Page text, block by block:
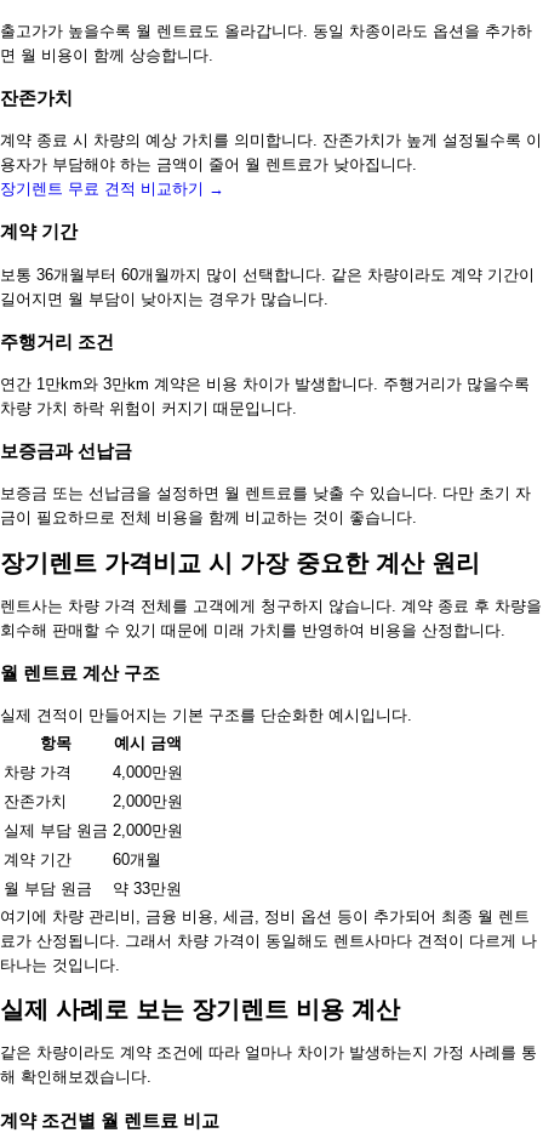
출고가가 높을수록 월 렌트료도 올라갑니다. 동일 차종이라도 옵션을 추가하
면 월 비용이 함께 상승합니다.
잔존가치
계약 종료 시 차량의 예상 가치를 의미합니다. 잔존가치가 높게 설정될수록 이
용자가 부담해야 하는 금액이 줄어 월 렌트료가 낮아집니다.
장기렌트 무료 견적 비교하기 →
계약 기간
보통 36개월부터 60개월까지 많이 선택합니다. 같은 차량이라도 계약 기간이
길어지면 월 부담이 낮아지는 경우가 많습니다.
주행거리 조건
연간 1만km와 3만km 계약은 비용 차이가 발생합니다. 주행거리가 많을수록
차량 가치 하락 위험이 커지기 때문입니다.
보증금과 선납금
보증금 또는 선납금을 설정하면 월 렌트료를 낮출 수 있습니다. 다만 초기 자
금이 필요하므로 전체 비용을 함께 비교하는 것이 좋습니다.
장기렌트 가격비교 시 가장 중요한 계산 원리
렌트사는 차량 가격 전체를 고객에게 청구하지 않습니다. 계약 종료 후 차량을
회수해 판매할 수 있기 때문에 미래 가치를 반영하여 비용을 산정합니다.
월 렌트료 계산 구조
실제 견적이 만들어지는 기본 구조를 단순화한 예시입니다.
항목
예시 금액
차량 가격
4,000만원
잔존가치
2,000만원
실제 부담 원금 2,000만원
계약 기간
60개월
월 부담 원금
약 33만원
여기에 차량 관리비, 금융 비용, 세금, 정비 옵션 등이 추가되어 최종 월 렌트
료가 산정됩니다. 그래서 차량 가격이 동일해도 렌트사마다 견적이 다르게 나
타나는 것입니다.
실제 사례로 보는 장기렌트 비용 계산
같은 차량이라도 계약 조건에 따라 얼마나 차이가 발생하는지 가정 사례를 통
해 확인해보겠습니다.
계약 조건별 월 렌트료 비교